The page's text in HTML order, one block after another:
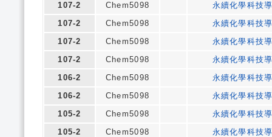
107-2
Chem5098
永續化學科技
107-2
Chem5098
永續化學科技
107-2
Chem5098
永續化學科技
107-2
Chem5098
永續化學科技
106-2
Chem5098
永續化學科技
106-2
Chem5098
永續化學科技
105-2
Chem5098
永續化學科技
105-2
Chem5098
永續化學科技